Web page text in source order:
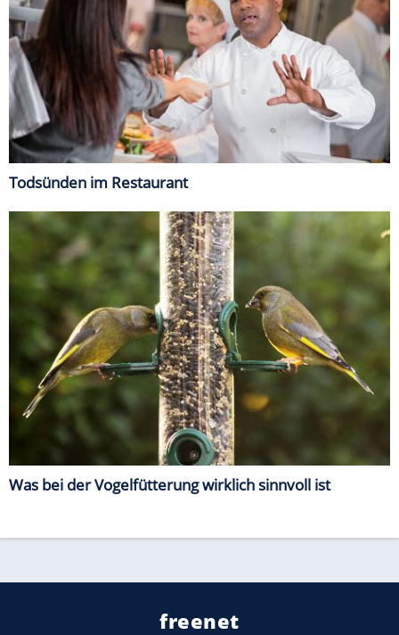
Todsünden im Restaurant
Was bei der Vogelfütterung wirklich sinnvoll ist
freenet